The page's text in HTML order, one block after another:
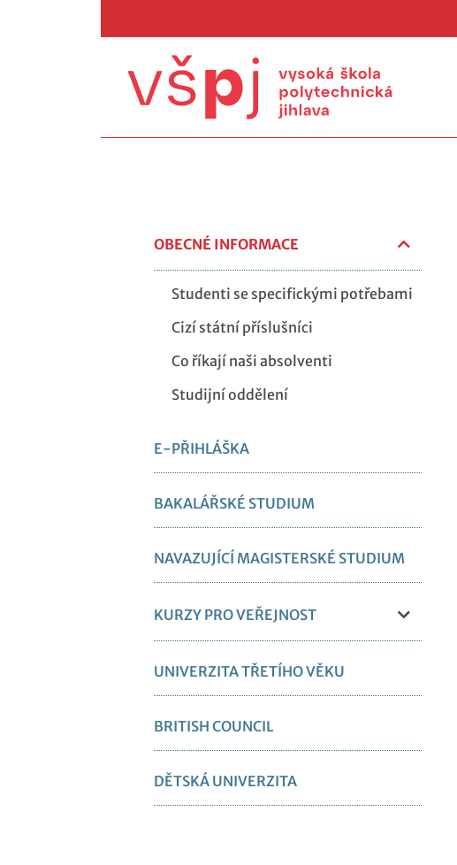
OBECNÉ INFORMACE
Studenti se specifickými potřebami
Cizí státní příslušníci
Co říkají naši absolventi
Studijní oddělení
E-PŘIHLÁŠKA
BAKALÁŘSKÉ STUDIUM
NAVAZUJÍCÍ MAGISTERSKÉ STUDIUM
KURZY PRO VEŘEJNOST
UNIVERZITA TŘETÍHO VĚKU
BRITISH COUNCIL
DĚTSKÁ UNIVERZITA